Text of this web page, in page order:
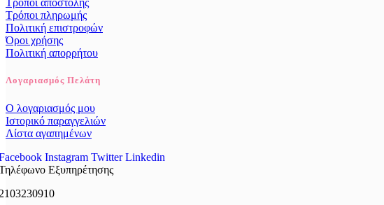
Τρόποι αποστολής
Τρόποι πληρωμής
Πολιτική επιστροφών
Όροι χρήσης
Πολιτική απορρήτου
Λογαριασμός Πελάτη
Ο λογαριασμός μου
Ιστορικό παραγγελιών
Λίστα αγαπημένων
Instagram Twitter Linkedin
Εξυπηρέτησης